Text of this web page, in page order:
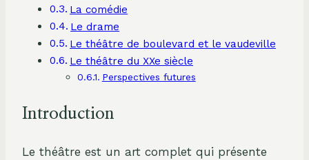
La comédie
Le drame
Le théâtre de boulevard et le vaudeville
Le théâtre du XXe siècle
Perspectives futures
Introduction
Le théâtre est un art complet qui présente